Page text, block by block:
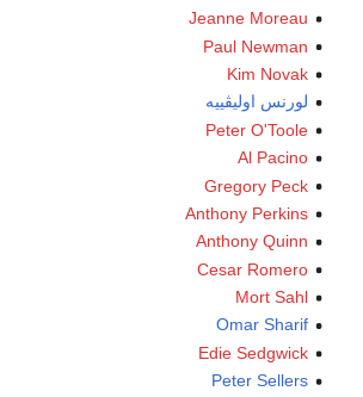
Jeanne Moreau
Paul Newman
Kim Novak
لورنس اوليڤييه
Peter O'Toole
Al Pacino
Gregory Peck
Anthony Perkins
Anthony Quinn
Cesar Romero
Mort Sahl
Omar Sharif
Edie Sedgwick
Peter Sellers